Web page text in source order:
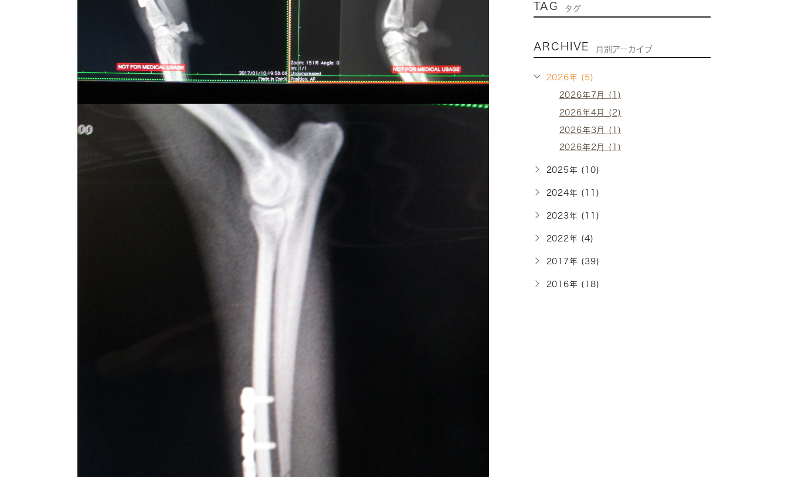
TAG タグ
ARCHIVE 月別アーカイブ
2026年 (5)
2026年7月 (1)
2026年4月 (2)
2026年3月 (1)
2026年2月 (1)
2025年 (10)
2024年 (11)
2023年 (11)
2022年 (4)
2017年 (39)
2016年 (18)